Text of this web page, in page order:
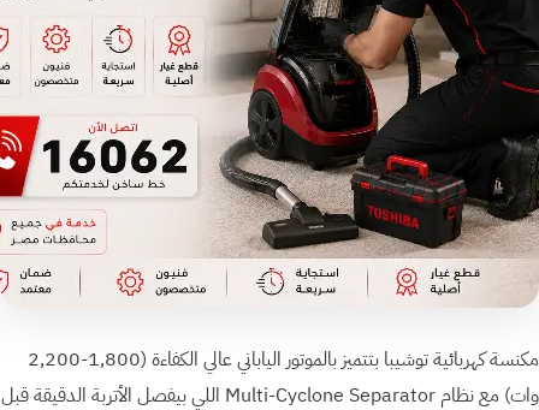
مكنسة كهربائية توشيبا بتتميز بالموتور الياباني عالي الكفاءة (1,800-2,200
وات) مع نظام Multi-Cyclone Separator اللي بيفصل الأتربة الدقيقة قبل